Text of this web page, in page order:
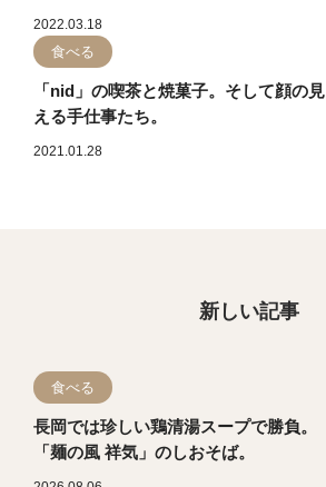
2022.03.18
食べる
「nid」の喫茶と焼菓子。そして顔の見
える手仕事たち。
2021.01.28
新しい記事
食べる
長岡では珍しい鶏清湯スープで勝負。
「麺の風 祥気」のしおそば。